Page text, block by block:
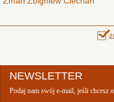
NEWSLETTER
Podaj nam swój e-mail, jeśli chcesz